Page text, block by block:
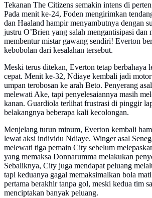
Tekanan The Citizens semakin intens di
Pada menit ke-24, Foden mengirimkan
dan Haaland hampir menyambutnya dengan
justru O’Brien yang salah mengantisipasi dan
membentur mistar gawang sendiri! Everton
kebobolan dari kesalahan tersebut.
Meski terus ditekan, Everton tetap berbahaya
cepat. Menit ke-32, Ndiaye kembali jadi motor
umpan terobosan ke arah Beto. Penyerang
melewati Ake, tapi penyelesaiannya masih
kanan. Guardiola terlihat frustrasi di pinggir
belakangnya beberapa kali kecolongan.
Menjelang turun minum, Everton kembali
lewat aksi individu Ndiaye. Winger asal
melewati tiga pemain City sebelum
yang memaksa Donnarumma melakukan
Sebaliknya, City juga mendapat peluang
tapi keduanya gagal memaksimalkan bola
pertama berakhir tanpa gol, meski kedua tim
menciptakan banyak peluang.